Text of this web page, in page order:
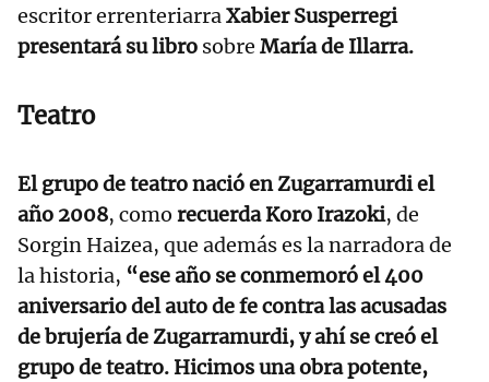
escritor errenteriarraXabier Susperregi
presentará su libro sobre María de Illarra.
Teatro
El grupo de teatro nació en Zugarramurdi el
año 2008, como recuerda Koro Irazoki, de
Sorgin Haizea, que además es la narradora de
la historia, “ese año se conmemoró el 400
aniversario del auto de fe contra las acusadas
de brujería de Zugarramurdi, y ahí se creó el
grupo de teatro. Hicimos una obra potente,